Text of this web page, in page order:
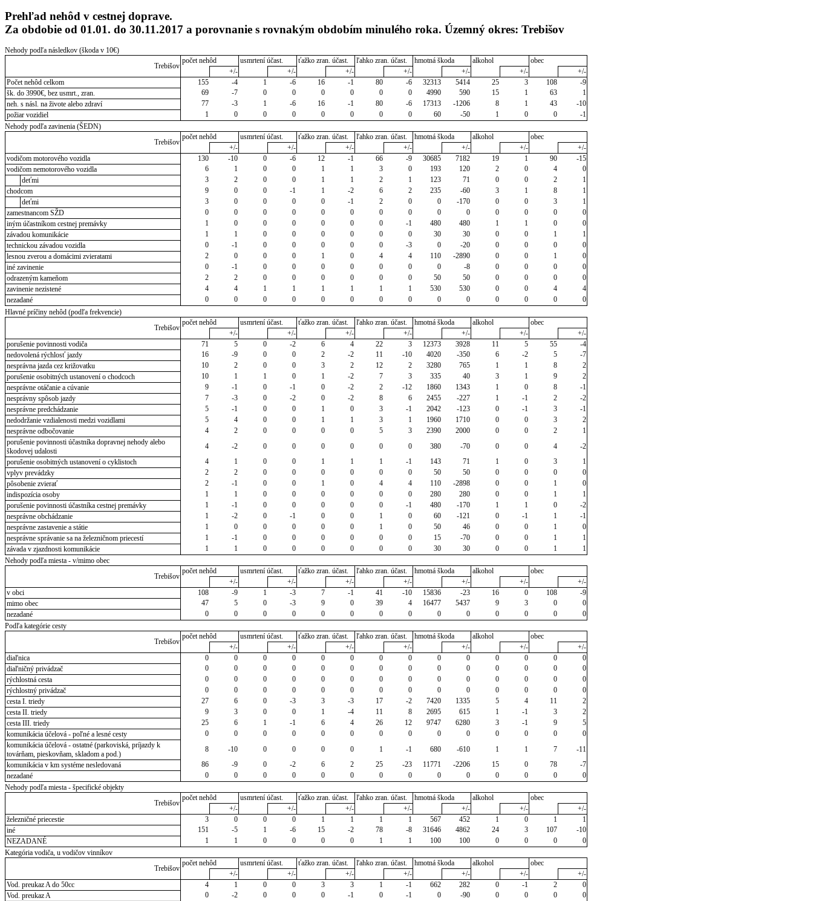
Prehľad nehôd v cestnej doprave.
Za obdobie od 01.01. do 30.11.2017 a porovnanie s rovnakým obdobím minulého roka. Územný okres: Trebišov
Nehody podľa následkov (škoda v 10€)
Trebišov
počet nehôd usmrtení účast. ťažko zran. účast. ľahko zran. účast. hmotná škoda alkohol
obec
+/-
+/- +/- +/- +/- +/-
+/-
Počet nehôd celkom
155 -4 1 -6 16 -1 80 -6 32313 5414 25 3 108
-9
šk. do 3990€, bez usmrt., zran.
69 -7 0 0 0 0 0 0 4990 590 15 1 63
1
neh. s násl. na živote alebo zdraví
77 -3 1 -6 16 -1 80 -6 17313 -1206 8 1 43
-10
požiar vozidiel
1 0 0 0 0 0 0 0 60 -50 1 0 0
-1
Nehody podľa zavinenia (ŠEDN)
Trebišov
počet nehôd usmrtení účast. ťažko zran. účast. ľahko zran. účast. hmotná škoda alkohol
obec
+/-
+/- +/- +/- +/- +/-
+/-
vodičom motorového vozidla
130 -10 0 -6 12 -1 66 -9 30685 7182 19 1 90
-15
vodičom nemotorového vozidla
6 1 0 0 1 1 3 0 193 120 2 0 4
0
deťmi
3 2 0 0 1 1 2 1 123 71 0 0 2
1
chodcom
9 0 0 -1 1 -2 6 2 235 -60 3 1 8
1
deťmi
3 0 0 0 0 -1 2 0 0 -170 0 0 3
1
zamestnancom SŽD
0 0 0 0 0 0 0 0 0 0 0 0 0
0
iným účastníkom cestnej premávky
1 0 0 0 0 0 0 -1 480 480 1 1 0
0
závadou komunikácie
1 1 0 0 0 0 0 0 30 30 0 0 1
1
technickou závadou vozidla
0 -1 0 0 0 0 0 -3 0 -20 0 0 0
0
lesnou zverou a domácimi zvieratami
2 0 0 0 1 0 4 4 110 -2890 0 0 1
0
iné zavinenie
0 -1 0 0 0 0 0 0 0 -8 0 0 0
0
odrazeným kameňom
2 2 0 0 0 0 0 0 50 50 0 0 0
0
zavinenie nezistené
4 4 1 1 1 1 1 1 530 530 0 0 4
4
nezadané
0 0 0 0 0 0 0 0 0 0 0 0 0
0
Hlavné príčiny nehôd (podľa frekvencie)
Trebišov
počet nehôd usmrtení účast. ťažko zran. účast. ľahko zran. účast. hmotná škoda alkohol
obec
+/-
+/- +/- +/- +/- +/-
+/-
porušenie povinnosti vodiča
71 5 0 -2 6 4 22 3 12373 3928 11 5 55
-4
nedovolená rýchlosť jazdy
16 -9 0 0 2 -2 11 -10 4020 -350 6 -2 5
-7
nesprávna jazda cez križovatku
10 2 0 0 3 2 12 2 3280 765 1 1 8
2
porušenie osobitných ustanovení o chodcoch
10 1 1 0 1 -2 7 3 335 40 3 1 9
2
nesprávne otáčanie a cúvanie
9 -1 0 -1 0 -2 2 -12 1860 1343 1 0 8
-1
nesprávny spôsob jazdy
7 -3 0 -2 0 -2 8 6 2455 -227 1 -1 2
-2
nesprávne predchádzanie
5 -1 0 0 1 0 3 -1 2042 -123 0 -1 3
-1
nedodržanie vzdialenosti medzi vozidlami
5 4 0 0 1 1 3 1 1960 1710 0 0 3
2
nesprávne odbočovanie
4 2 0 0 0 0 5 3 2390 2000 0 0 2
1
porušenie povinnosti účastníka dopravnej nehody alebo
škodovej udalosti
4 -2 0 0 0 0 0 0 380 -70 0 0 4
-2
porušenie osobitných ustanovení o cyklistoch
4 1 0 0 1 1 1 -1 143 71 1 0 3
1
vplyv prevádzky
2 2 0 0 0 0 0 0 50 50 0 0 0
0
pôsobenie zvierať
2 -1 0 0 1 0 4 4 110 -2898 0 0 1
0
indispozícia osoby
1 1 0 0 0 0 0 0 280 280 0 0 1
1
porušenie povinnosti účastníka cestnej premávky
1 -1 0 0 0 0 0 -1 480 -170 1 1 0
-2
nesprávne obchádzanie
1 -2 0 -1 0 0 1 0 60 -121 0 -1 1
-1
nesprávne zastavenie a státie
1 0 0 0 0 0 1 0 50 46 0 0 1
0
nesprávne správanie sa na železničnom priecestí
1 -1 0 0 0 0 0 0 15 -70 0 0 1
1
závada v zjazdnosti komunikácie
1 1 0 0 0 0 0 0 30 30 0 0 1
1
Nehody podľa miesta - v/mimo obec
Trebišov
počet nehôd usmrtení účast. ťažko zran. účast. ľahko zran. účast. hmotná škoda alkohol
obec
+/-
+/- +/- +/- +/- +/-
+/-
v obci
108 -9 1 -3 7 -1 41 -10 15836 -23 16 0 108
-9
mimo obec
47 5 0 -3 9 0 39 4 16477 5437 9 3 0
0
nezadané
0 0 0 0 0 0 0 0 0 0 0 0 0
0
Podľa kategórie cesty
Trebišov
počet nehôd usmrtení účast. ťažko zran. účast. ľahko zran. účast. hmotná škoda alkohol
obec
+/-
+/- +/- +/- +/- +/-
+/-
diaľnica
0 0 0 0 0 0 0 0 0 0 0 0 0
0
diaľničný privádzač
0 0 0 0 0 0 0 0 0 0 0 0 0
0
rýchlostná cesta
0 0 0 0 0 0 0 0 0 0 0 0 0
0
rýchlostný privádzač
0 0 0 0 0 0 0 0 0 0 0 0 0
0
cesta I. triedy
27 6 0 -3 3 -3 17 -2 7420 1335 5 4 11
2
cesta II. triedy
9 3 0 0 1 -4 11 8 2695 615 1 -1 3
2
cesta III. triedy
25 6 1 -1 6 4 26 12 9747 6280 3 -1 9
5
komunikácia účelová - poľné a lesné cesty
0 0 0 0 0 0 0 0 0 0 0 0 0
0
komunikácia účelová - ostatné (parkoviská, príjazdy k
továrňam, pieskovňam, skladom a pod.)
8 -10 0 0 0 0 1 -1 680 -610 1 1 7
-11
komunikácia v km systéme nesledovaná
86 -9 0 -2 6 2 25 -23 11771 -2206 15 0 78
-7
nezadané
0 0 0 0 0 0 0 0 0 0 0 0 0
0
Nehody podľa miesta - špecifické objekty
Trebišov
počet nehôd usmrtení účast. ťažko zran. účast. ľahko zran. účast. hmotná škoda alkohol
obec
+/-
+/- +/- +/- +/- +/-
+/-
železničné priecestie
3 0 0 0 1 1 1 1 567 452 1 0 1
1
iné
151 -5 1 -6 15 -2 78 -8 31646 4862 24 3 107
-10
NEZADANÉ
1 1 0 0 0 0 1 1 100 100 0 0 0
0
Kategória vodiča, u vodičov vinníkov
Trebišov
počet nehôd usmrtení účast. ťažko zran. účast. ľahko zran. účast. hmotná škoda alkohol
obec
+/-
+/- +/- +/- +/- +/-
+/-
Vod. preukaz A do 50cc
4 1 0 0 3 3 1 -1 662 282 0 -1 2
0
Vod. preukaz A
0 -2 0 0 0 -1 0 -1 0 -90 0 0 0
0